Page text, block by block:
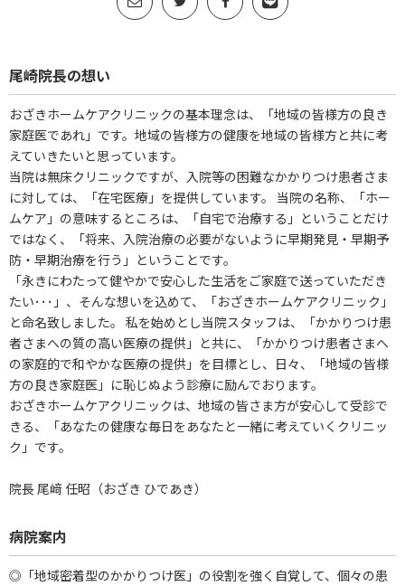
尾崎院長の想い
おざきホームケアクリニックの基本理念は、「地域の皆様方の良き
家庭医であれ」です。地域の皆様方の健康を地域の皆様方と共に考
えていきたいと思っています。
当院は無床クリニックですが、入院等の困難なかかりつけ患者さま
に対しては、「在宅医療」を提供しています。 当院の名称、「ホー
ムケア」の意味するところは、「自宅で治療する」ということだけ
ではなく、「将来、入院治療の必要がないように早期発見・早期予
防・早期治療を行う」ということです。
「永きにわたって健やかで安心した生活をご家庭で送っていただき
たい･･･」、そんな想いを込めて、「おざきホームケアクリニック」
と命名致しました。 私を始めとし当院スタッフは、「かかりつけ患
者さまへの質の高い医療の提供」と共に、「かかりつけ患者さまへ
の家庭的で和やかな医療の提供」を目標とし、日々、「地域の皆様
方の良き家庭医」に恥じぬよう診療に励んでおります。
おざきホームケアクリニックは、地域の皆さま方が安心して受診で
きる、「あなたの健康な毎日をあなたと一緒に考えていくクリニッ
ク」です。
院長 尾﨑 任昭（おざき ひであき）
病院案内
◎「地域密着型のかかりつけ医」の役割を強く自覚して、個々の患